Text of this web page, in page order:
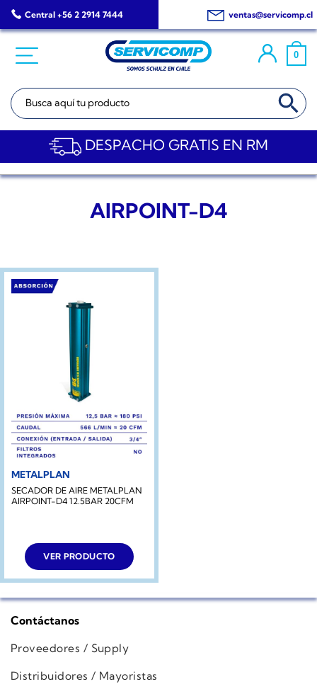
Saltar
al
Central +56 2 2914 7444 ventas@servicomp.cl
0
Buscar: BOTÓN DE
DESPACHO GRATIS EN RM
AIRPOINT-D4
METALPLAN
SECADOR DE AIRE METALPLAN
AIRPOINT-D4 12.5BAR 20CFM
VER PRODUCTO
Contáctanos
Proveedores / Supply
Distribuidores / Mayoristas